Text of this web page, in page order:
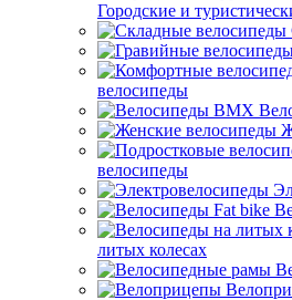
Городские и
велосипеды
велосипеды
литых колесах